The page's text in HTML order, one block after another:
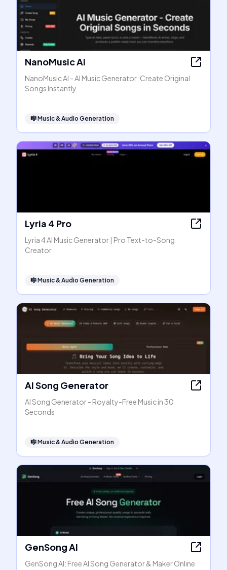
NanoMusic AI
NanoMusic AI - AI Music Generator: Create Original
Songs Instantly
🎼Music & Audio Generation
Lyria 4 Pro
Lyria 4 AI Music Generator | Pro Text-to-Song
Creator
🎼Music & Audio Generation
AI Song Generator
AI Song Generator - Royalty-Free Music in 30
Seconds
🎼Music & Audio Generation
GenSong AI
GenSong AI: Free AI Song Generator & Maker Online